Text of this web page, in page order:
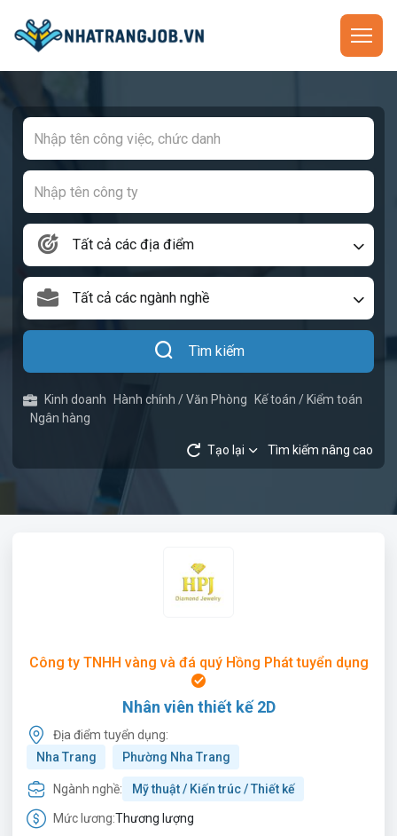
Tất cả các địa điểm
Tất cả các ngành nghề
Tìm kiếm
Kinh doanh Hành chính / Văn Phòng
Kế toán / Kiểm toán
Ngân hàng
Tạo lại Tìm kiếm nâng cao
Công ty TNHH vàng và đá quý Hồng Phát tuyển dụng
Nhân viên thiết kế 2D
Địa điểm tuyển dụng:
Nha Trang
Phường Nha Trang
Ngành nghề: Mỹ thuật / Kiến trúc / Thiết kế
Mức lương:Thương lượng